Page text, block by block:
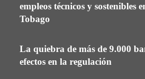
empleos técnicos y sostenibles
Tobago
La quiebra de más de 9.000
efectos en la regulación